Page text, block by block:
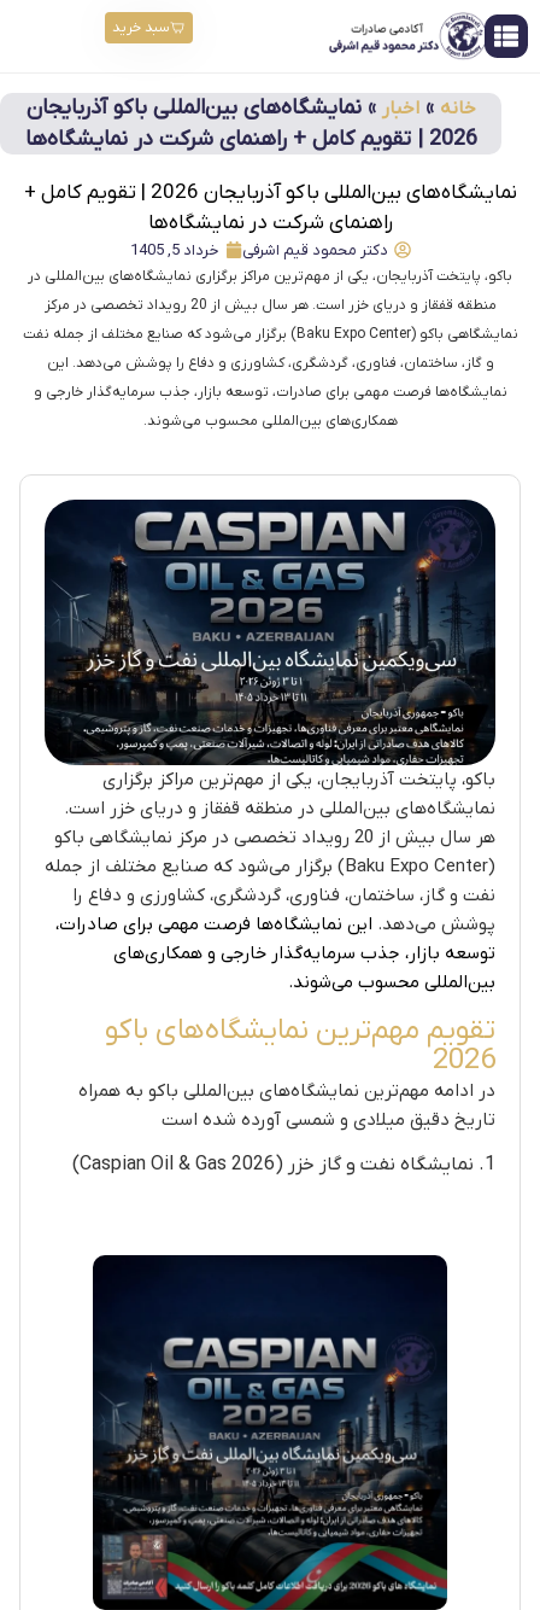
سبد خرید
خانه» اخبار» نمایشگاه‌های بین‌المللی باکو آذربایجان
2026 | تقویم کامل + راهنمای شرکت در نمایشگاه‌ها
نمایشگاه‌های بین‌المللی باکو آذربایجان 2026 | تقویم کامل +
راهنمای شرکت در نمایشگاه‌ها
دکتر محمود قیم اشرفی خرداد 5, 1405
باکو، پایتخت آذربایجان، یکی از مهم‌ترین مراکز برگزاری نمایشگاه‌های بین‌المللی در
منطقه قفقاز و دریای خزر است. هر سال بیش از 20 رویداد تخصصی در مرکز
نمایشگاهی باکو (Baku Expo Center) برگزار می‌شود که صنایع مختلف از جمله نفت
و گاز، ساختمان، فناوری، گردشگری، کشاورزی و دفاع را پوشش می‌دهد. این
نمایشگاه‌ها فرصت مهمی برای صادرات، توسعه بازار، جذب سرمایه‌گذار خارجی و
همکاری‌های بین‌المللی محسوب می‌شوند.
باکو، پایتخت آذربایجان، یکی از مهم‌ترین مراکز برگزاری
نمایشگاه‌های بین‌المللی در منطقه قفقاز و دریای خزر است.
هر سال بیش از 20 رویداد تخصصی در مرکز نمایشگاهی باکو
(Baku Expo Center) برگزار می‌شود که صنایع مختلف از جمله
نفت و گاز، ساختمان، فناوری، گردشگری، کشاورزی و دفاع را
پوشش می‌دهد.این نمایشگاه‌ها فرصت مهمی برای صادرات،
توسعه بازار، جذب سرمایه‌گذار خارجی و همکاری‌های
بین‌المللی محسوب می‌شوند.
تقویم مهم‌ترین نمایشگاه‌های باکو
2026
در ادامه مهم‌ترین نمایشگاه‌های بین‌المللی باکو به همراه
تاریخ دقیق میلادی و شمسی آورده شده است